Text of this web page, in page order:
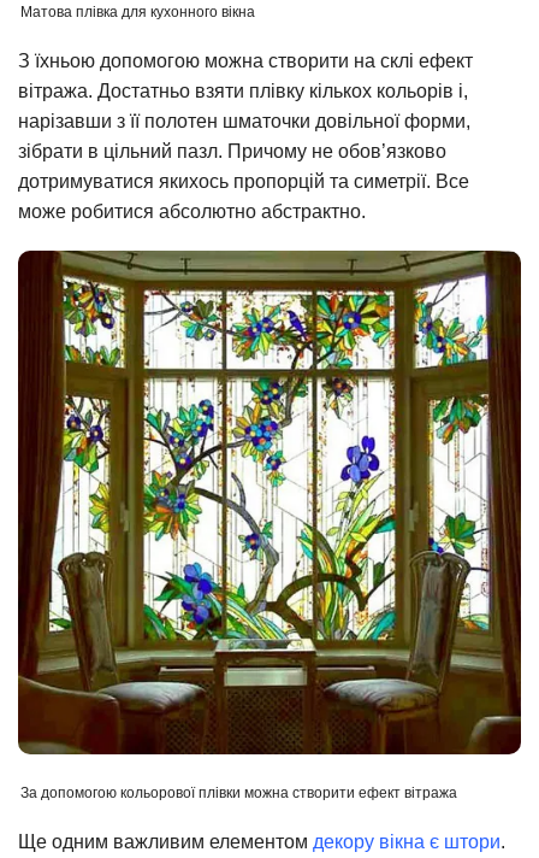
Матова плівка для кухонного вікна
З їхньою допомогою можна створити на склі ефект
вітража. Достатньо взяти плівку кількох кольорів і,
нарізавши з її полотен шматочки довільної форми,
зібрати в цільний пазл. Причому не обов’язково
дотримуватися якихось пропорцій та симетрії. Все
може робитися абсолютно абстрактно.
За допомогою кольорової плівки можна створити ефект вітража
Ще одним важливим елементом декору вікна є штори.